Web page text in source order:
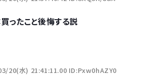
ったこと後悔する説
20(水) 21:41:11.00 ID:Pxw0hAZY0